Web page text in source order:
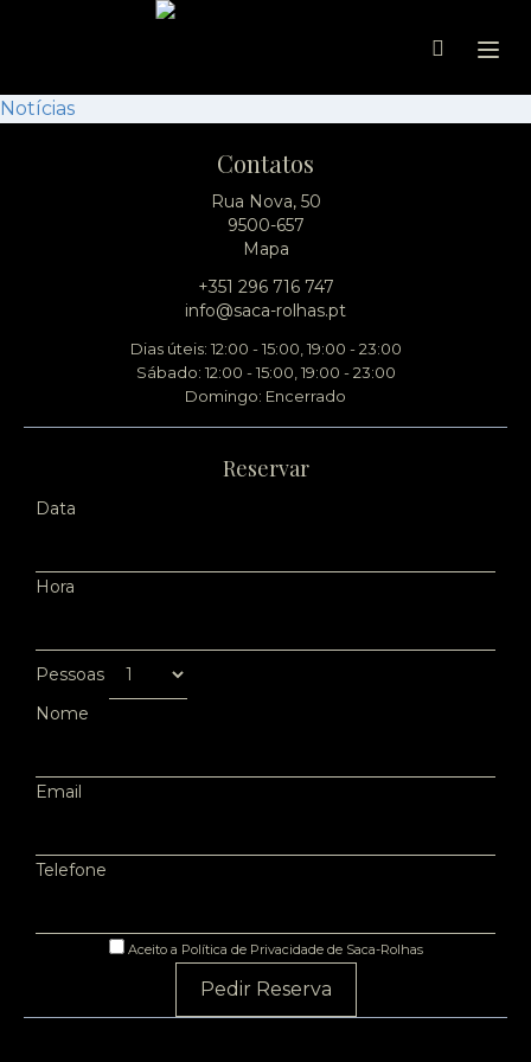
Notícias
Contatos
Rua Nova, 50
9500-657
Mapa
+351 296 716 747
info@saca-rolhas.pt
Dias úteis: 12:00 - 15:00, 19:00 - 23:00
Sábado: 12:00 - 15:00, 19:00 - 23:00
Domingo: Encerrado
Reservar
Data
Hora
Pessoas
Nome
Email
Telefone
Aceito a Política de Privacidade de Saca-Rolhas
Pedir Reserva